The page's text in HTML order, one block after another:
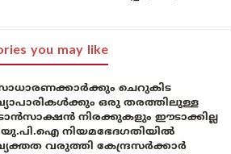
you may like
ചെറുകിട
ഒരു തരത്തിലുള്ള
നിരക്കുകളും ഈടാക്കില്ല
യു.പി.ഐ നിയമഭേദഗതിയിൽ
വരുത്തി കേന്ദ്രസർക്കാർ